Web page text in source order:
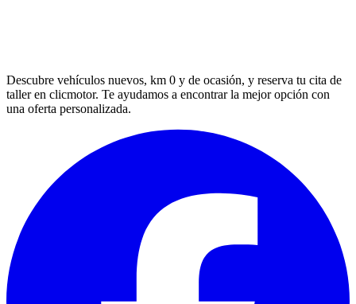
Descubre vehículos nuevos, km 0 y de ocasión, y reserva tu cita de
taller en clicmotor. Te ayudamos a encontrar la mejor opción con
una oferta personalizada.